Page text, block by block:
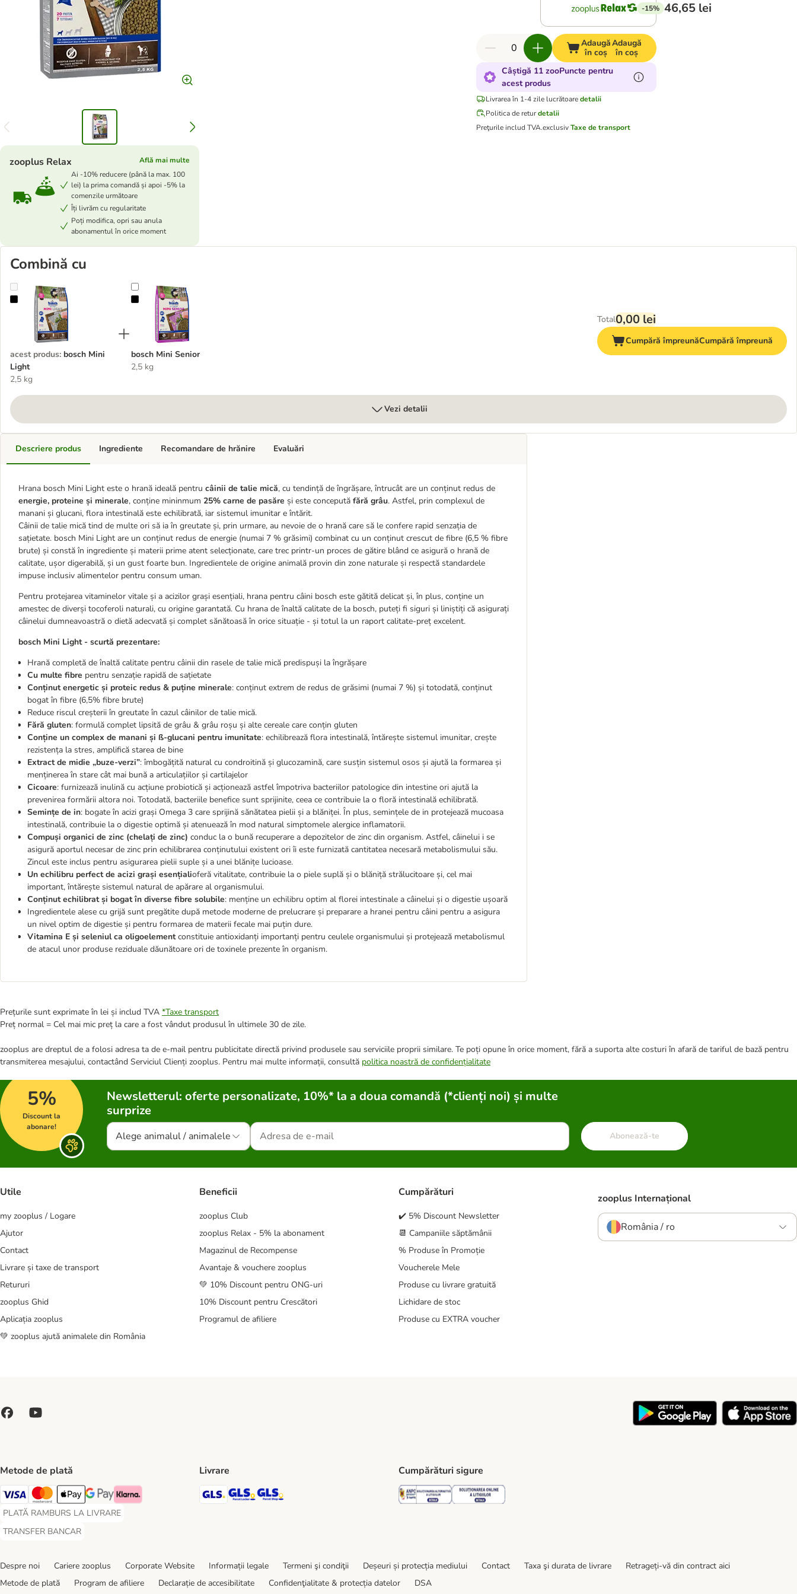
zooplus Relax
Află mai multe
Ai -10% reducere (până la max. 100
lei) la prima comandă și apoi -5% la
comenzile următoare
Îți livrăm cu regularitate
Poți modifica, opri sau anula
abonamentul în orice moment
-15% 46,65 lei
Adaugă
în coș
Adaugă
în coș
Câștigă 11 zooPuncte pentru
acest produs
Livrarea în 1-4 zile lucrătoare detalii
Politica de retur detalii
Preţurile includ TVA.exclusivTaxe de transport
Combină cu
bosch Mini Light
acest produs: bosch Mini
Light
2,5 kg
bosch Mini Senior
bosch Mini Senior
2,5 kg
Total0,00 lei
Cumpără împreunăCumpără împreună
Vezi detalii
Descriere produs
Hrana bosch Mini Light este o hrană ideală pentru câinii de talie mică, cu tendință de îngrășare, întrucât are un conținut redus de
energie, proteine și minerale, conține mininmum 25% carne de pasăre și este concepută fără grâu. Astfel, prin complexul de
manani și glucani, flora intestinală este echilibrată, iar sistemul imunitar e întărit.
Câinii de talie mică tind de multe ori să ia în greutate și, prin urmare, au nevoie de o hrană care să le confere rapid senzația de
sațietate. bosch Mini Light are un conținut redus de energie (numai 7 % grăsimi) combinat cu un conținut crescut de fibre (6,5 % fibre
brute) și constă în ingrediente și materii prime atent selecționate, care trec printr-un proces de gătire blând ce asigură o hrană de
calitate, ușor digerabilă, și un gust foarte bun. Ingredientele de origine animală provin din zone naturale și respectă standardele
impuse inclusiv alimentelor pentru consum uman.
Pentru protejarea vitaminelor vitale și a acizilor grași esențiali, hrana pentru câini bosch este gătită delicat și, în plus, conține un
amestec de diverși tocoferoli naturali, cu origine garantată. Cu hrana de înaltă calitate de la bosch, puteți fi siguri și liniștiți că asigurați
câinelui dumneavoastră o dietă adecvată și complet sănătoasă în orice situație - și totul la un raport calitate-preț excelent.
bosch Mini Light - scurtă prezentare:
Hrană completă de înaltă calitate pentru câinii din rasele de talie mică predispuși la îngrășare
Cu multe fibre pentru senzație rapidă de sațietate
Conținut energetic și proteic redus & puține minerale: conținut extrem de redus de grăsimi (numai 7 %) și totodată, conținut
bogat în fibre (6,5% fibre brute)
Reduce riscul creșterii în greutate în cazul câinilor de talie mică.
Fără gluten: formulă complet lipsită de grâu & grâu roșu și alte cereale care conțin gluten
Conține un complex de manani și ß-glucani pentru imunitate: echilibrează flora intestinală, întărește sistemul imunitar, crește
rezistența la stres, amplifică starea de bine
Extract de midie „buze-verzi”: îmbogățită natural cu condroitină și glucozamină, care susțin sistemul osos și ajută la formarea și
menținerea în stare cât mai bună a articulațiilor și cartilajelor
Cicoare: furnizează inulină cu acțiune probiotică și acționează astfel împotriva bacteriilor patologice din intestine ori ajută la
prevenirea formării altora noi. Totodată, bacteriile benefice sunt sprijinite, ceea ce contribuie la o floră intestinală echilibrată.
Semințe de in: bogate în acizi grași Omega 3 care sprijină sănătatea pielii și a blăniței. În plus, semințele de in protejează mucoasa
intestinală, contribuie la o digestie optimă și atenuează în mod natural simptomele alergice inflamatorii.
Compuși organici de zinc (chelați de zinc) conduc la o bună recuperare a depozitelor de zinc din organism. Astfel, câinelui i se
asigură aportul necesar de zinc prin echilibrarea conținutului existent ori îi este furnizată cantitatea necesară metabolismului său.
Zincul este inclus pentru asigurarea pielii suple și a unei blănițe lucioase.
Un echilibru perfect de acizi grași esențialioferă vitalitate, contribuie la o piele suplă și o blăniță strălucitoare și, cel mai
important, întărește sistemul natural de apărare al organismului.
Conținut echilibrat și bogat în diverse fibre solubile: menține un echilibru optim al florei intestinale a câinelui și o digestie ușoară
Ingredientele alese cu grijă sunt pregătite după metode moderne de prelucrare și preparare a hranei pentru câini pentru a asigura
un nivel optim de digestie și pentru formarea de materii fecale mai puțin dure.
Vitamina E și seleniul ca oligoelementconstituie antioxidanți importanți pentru ceulele organismului și protejează metabolismul
de atacul unor produse reziduale dăunătoare ori de toxinele prezente în organism.
Ingrediente Recomandare de hrănire Evaluări
Prețurile sunt exprimate în lei și includ TVA *Taxe transport
Preț normal = Cel mai mic preț la care a fost vândut produsul în ultimele 30 de zile.
zooplus are dreptul de a folosi adresa ta de e-mail pentru publicitate directă privind produsele sau serviciile proprii similare. Te poți opune în orice moment, fără a suporta alte costuri în afară de tariful de bază pentru
transmiterea mesajului, contactând Serviciul Clienți zooplus. Pentru mai multe informații, consultă politica noastră de confidențialitate
5%
Discount la
abonare!
Newsletterul: oferte personalizate, 10%* la a doua comandă (*clienți noi) și multe
surprize
Alege animalul / animalele Abonează-te
Utile
my zooplus / Logare
Ajutor
Contact
Livrare și taxe de transport
Retururi
zooplus Ghid
Aplicația zooplus
💚 zooplus ajută animalele din România
Beneficii
zooplus Club
zooplus Relax - 5% la abonament
Magazinul de Recompense
Avantaje & vouchere zooplus
💚 10% Discount pentru ONG-uri
10% Discount pentru Crescători
Programul de afiliere
Cumpărături
✔️ 5% Discount Newsletter
📆 Campaniile săptămânii
% Produse în Promoție
Voucherele Mele
Produse cu livrare gratuită
Lichidare de stoc
Produse cu EXTRA voucher
zooplus Internațional
România / ro
Metode de plată
Visa Payment Method
Master Card Payment Method
Apple Pay Payment Method
Google Pay Payment Method
Klarna Payment Method
PLATĂ RAMBURS LA LIVRARE
PLATĂ RAMBURS LA LIVRARE Payment Method
TRANSFER BANCAR
TRANSFER BANCAR Payment Method
Livrare
GLS Shipping Method
GLS Locker Shipping Method
GLS Parcel Shop Shipping Method
Cumpărături sigure
Security Security
Despre noi Cariere zooplus Corporate Website Informații legale Termeni şi condiţii Deșeuri și protecția mediului Contact Taxa şi durata de livrare
Retrageți-vă din contract aici
Metode de plată
Program de afiliere Declarație de accesibilitate Confidenţialitate & protecția datelor DSA